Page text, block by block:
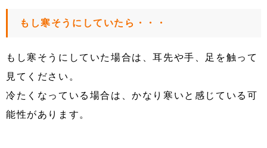
もし寒そうにしていたら・・・
もし寒そうにしていた場合は、耳先や手、足を触って
見てください。
冷たくなっている場合は、かなり寒いと感じている可
能性があります。